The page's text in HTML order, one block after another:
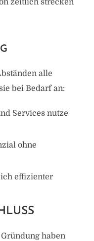
zeitlich strecken
alle
bei Bedarf an:
Services nutze
ohne
effizienter
haben